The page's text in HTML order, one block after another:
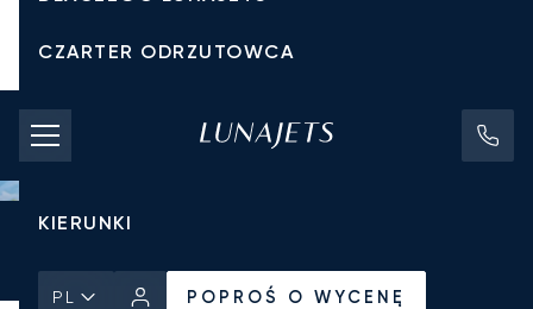
CZARTER ODRZUTOWCA
KOSZTY CZARTERU
PRYWATNE ODRZUTOWCE
KIERUNKI
PL POPROŚ O WYCENĘ